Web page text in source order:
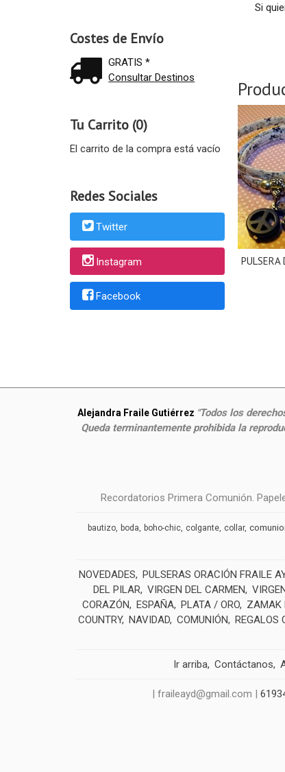
Costes de Envío
GRATIS *
Consultar Destinos
Tu Carrito (0)
El carrito de la compra está vacío
Redes Sociales
Twitter
Instagram
Facebook
Si
PULSERA
Alejandra Fraile Gutiérrez "Todos los
Queda terminantemente prohibida la
Recordatorios Primera Comunión.
bautizo boda boho-chic colgante collar
NOVEDADES PULSERAS ORACIÓN FRAILE
DEL PILAR VIRGEN DEL CARMEN
CORAZÓN
ESPAÑA PLATA / ORO ZAMAK
COUNTRY NAVIDAD COMUNIÓN REGALOS
Ir arriba Contáctanos
| fraileayd@gmail.com |